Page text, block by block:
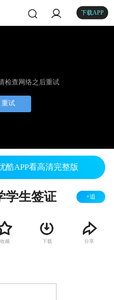
下载APP
检查网络之后重试
重试
酷APP看高清完整版
学生签证 +追
收藏 下载 分享